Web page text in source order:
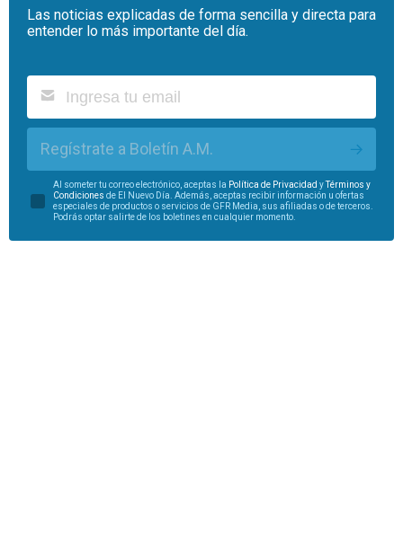
Las noticias explicadas de forma sencilla y directa para
entender lo más importante del día.
Regístrate a Boletín A.M.
Al someter tu correo electrónico, aceptas la Política de Privacidad yTérminos y
Condiciones de El Nuevo Día. Además, aceptas recibir información u ofertas
especiales de productos o servicios de GFR Media, sus afiliadas o de terceros.
Podrás optar salirte de los boletines en cualquier momento.